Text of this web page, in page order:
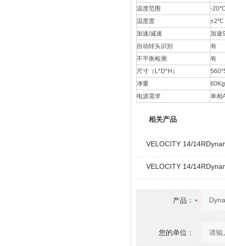
温度范围
-
温度度
±2℃
加速/减速
加速
自动转头识别
有
不平衡检测
有
尺寸（L*D*H）
净重
60Kg
电源需求
单相
相关产品
VELOCITY 14/
VELOCITY 14/
产品：
您的单位：